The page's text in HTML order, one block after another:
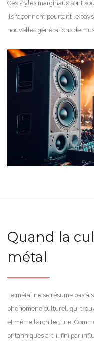
Ces styles marginaux sont
ils façonnent pourtant le
nouvelles générations de
Quand la
métal
Le métal ne se résume pas à
phénomène culturel, qui
et même l’architecture.
britanniques a-t-il fini par